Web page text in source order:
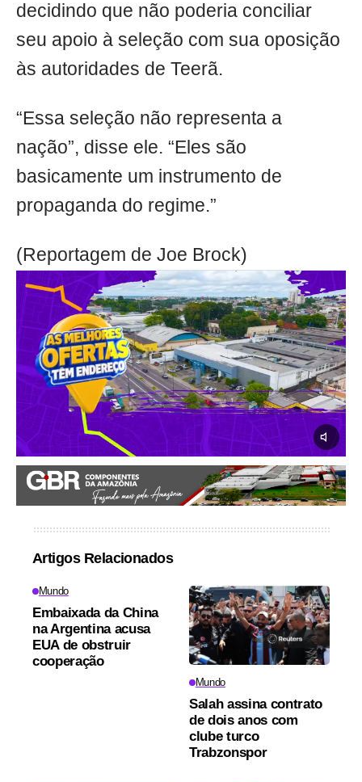
decidindo que não poderia conciliar
seu apoio à seleção com sua oposição
às autoridades de Teerã.
“Essa seleção não representa a
nação”, disse ele. “Eles são
basicamente um instrumento de
propaganda do regime.”
(Reportagem de Joe Brock)
Artigos Relacionados
Mundo
Embaixada da China
na Argentina acusa
EUA de obstruir
cooperação
Mundo
Salah assina contrato
de dois anos com
clube turco
Trabzonspor